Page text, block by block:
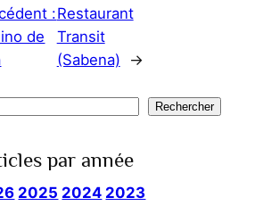
:
de
Restaurant
Transit
(Sabena)
→
Rechercher
par année
2025 2024 2023